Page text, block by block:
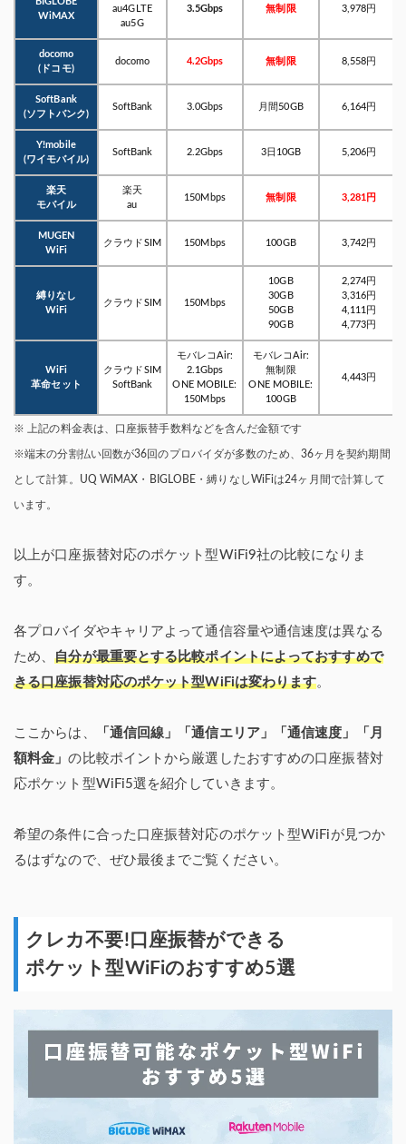
WiMAX
au4GLTE
au5G
3.5Gbps 無制限 3,978円
docomo
(ドコモ)
docomo 4.2Gbps 無制限 8,558円
SoftBank
(ソフトバンク)
SoftBank 3.0Gbps 月間50GB 6,164円
Y!mobile
(ワイモバイル)
SoftBank 2.2Gbps 3日10GB 5,206円
楽天
モバイル
楽天
au
150Mbps 無制限 3,281円
MUGEN
WiFi
クラウドSIM 150Mbps 100GB 3,742円
縛りなし
WiFi
クラウドSIM 150Mbps
10GB
30GB
50GB
90GB
2,274円
3,316円
4,111円
4,773円
WiFi
革命セット
クラウドSIM
SoftBank
モバレコAir:
2.1Gbps
ONE MOBILE:
150Mbps
モバレコAir:
無制限
ONE MOBILE:
100GB
4,443円
※ 上記の料金表は、口座振替手数料などを含んだ金額です
※端末の分割払い回数が36回のプロバイダが多数のため、36ヶ月を契約期間
として計算。UQ WiMAX・BIGLOBE・縛りなしWiFiは24ヶ月間で計算して
います。
以上が口座振替対応のポケット型WiFi9社の比較になりま
す。
各プロバイダやキャリアよって通信容量や通信速度は異なる
ため、自分が最重要とする比較ポイントによっておすすめで
きる口座振替対応のポケット型WiFiは変わります。
ここからは、
「通信回線」「通信エリア」「通信速度」「月
額料金」の比較ポイントから厳選したおすすめの口座振替対
応ポケット型WiFi5選を紹介していきます。
希望の条件に合った口座振替対応のポケット型WiFiが見つか
るはずなので、ぜひ最後までご覧ください。
クレカ不要!口座振替ができる
ポケット型WiFiのおすすめ5選